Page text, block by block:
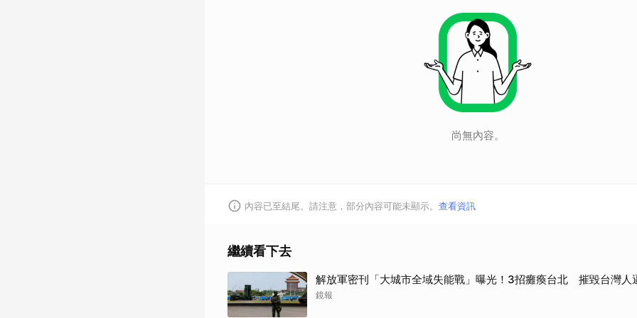
尚無內容。
內容已至結尾。請注意，部分內容可能未顯示。 查看資訊
繼續看下去
解放軍密刊「大城市全域失能戰」曝光！3招癱瘓台北 摧毀台灣人
鏡報